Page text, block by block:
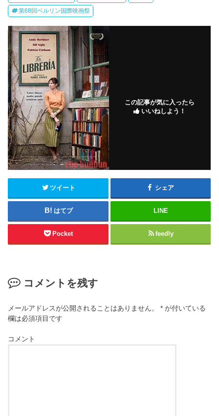
第68回ベルリン国際映画祭
この記事が気に入ったら
いいねしよう！
ツイート シェア
はてブ LINE
Pocket feedly
コメントを残す
メールアドレスが公開されることはありません。 * が付いている
欄は必須項目です
コメント